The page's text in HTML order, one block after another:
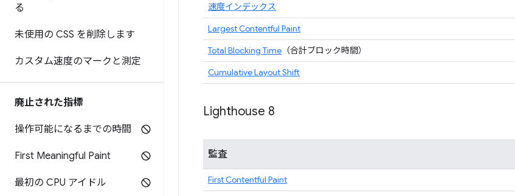
る
未使用の CSS を削除します
カスタム速度のマークと測定
廃止された指標
操作可能になるまでの時間
First Meaningful Paint
最初の CPU アイドル
速度インデックス
Largest Contentful Paint
Total Blocking Time （合計ブロック時間）
Cumulative Layout Shift
Lighthouse 8
監査
First Contentful Paint